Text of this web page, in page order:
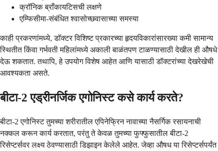
क्रॉनिक ब्राँकायटिसची लक्षणे
एम्फिसीमा-संबंधित श्वासोच्छवासाच्या समस्या
काही प्रकरणांमध्ये, डॉक्टर विशिष्ट प्रकारच्या हृदयविकारांसारख्या कमी सामान्य
स्थितीत किंवा गर्भवती महिलांमध्ये अकाली बाळंतपण टाळण्यासाठी देखील ही औषधे
देऊ शकतात. तथापि, हे उपयोग विशेष आहेत आणि यासाठी डॉक्टरांच्या देखरेखेची
आवश्यकता असते.
बीटा-2 एड्रीनर्जिक एगोनिस्ट कसे कार्य करते?
बीटा-2 एगोनिस्ट तुमच्या शरीरातील एपिनेफ्रिन नावाच्या नैसर्गिक रसायनाची
नक्कल करून कार्य करतात, परंतु ते केवळ तुमच्या फुफ्फुसातील बीटा-2
रिसेप्टर्सवर लक्ष्य ठेवण्यासाठी डिझाइन केलेले आहेत. जेव्हा औषध या रिसेप्टर्सपर्यंत